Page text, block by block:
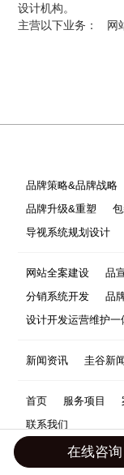
设计机构。
主营以下业务： 网
在线咨询
品牌策略&品牌战略
品牌升级&重塑
导视系统规划设计
网站全案建设 品
分销系统开发
品
设计开发运营维护一
新闻资讯 圭谷新
首页 服务项目
联系我们